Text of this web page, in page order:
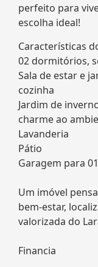
perfeito para
escolha ideal!
Características
02 dormitórios,
Sala de estar e
cozinha
Jardim de
charme ao
Lavanderia
Pátio
Garagem para
Um imóvel
bem-estar,
valorizada do
Financia